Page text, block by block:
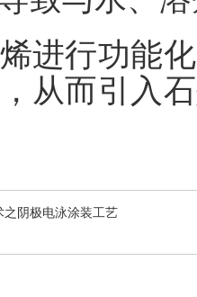
进行功能
从而引入
阴极电泳涂装工艺